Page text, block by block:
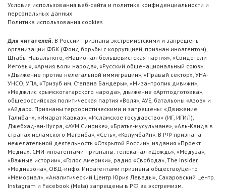
Условия использования веб-сайта и политика конфиденциальности и
персональных данных
Политика использования cookies
Для читателей: В России признаны экстремистскими и запрещены
организации ФБК (Фонд борьбы с коррупцией, признан иноагентом),
Штабы Навального, «Национал-большевистская партия», «Свидетели
Иеговы», «Армия воли народа», «Русский общенациональный союз»,
«Движение против нелегальной иммиграции», «Правый сектор», УНА-
УНСО, УПА, «Тризуб им. Степана Бандеры», «Мизантропик дивижн»,
«Меджлис крымскотатарского народа», движение «Артподготовка»,
общероссийская политическая партия «Воля», АУЕ, батальоны «Азов» и
«Айдар». Признаны террористическими и запрещены: «Движение
Талибан», «Имарат Кавказ», «Исламское государство» (ИГ, ИГИЛ),
Джебхад-ан-Нусра, «АУМ Синрике», «Братья-мусульмане», «Аль-Каида в
странах исламского Магриба», «Сеть», «Колумбайн». В РФ признана
нежелательной деятельность «Открытой России», издания «Проект
Медиа». СМИ-иноагентами признаны: телеканал «Дождь», «Медуза»,
«Важные истории», «Голос Америки», радио «Свобода», The Insider,
«Медиазона», ОВД-инфо. Иноагентами признаны общество/центр
«Мемориал», «Аналитический Центр Юрия Левады», Сахаровский центр.
Instagram и Facebook (Metа) запрещены в РФ за экстремизм.